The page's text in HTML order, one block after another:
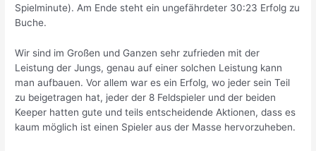
Spielminute). Am Ende steht ein ungefährdeter 30:23 Erfolg zu
Buche.
Wir sind im Großen und Ganzen sehr zufrieden mit der
Leistung der Jungs, genau auf einer solchen Leistung kann
man aufbauen. Vor allem war es ein Erfolg, wo jeder sein Teil
zu beigetragen hat, jeder der 8 Feldspieler und der beiden
Keeper hatten gute und teils entscheidende Aktionen, dass es
kaum möglich ist einen Spieler aus der Masse hervorzuheben.